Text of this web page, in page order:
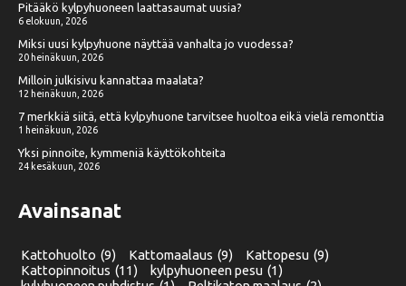
Pitääkö kylpyhuoneen laattasaumat uusia?
6 elokuun, 2026
Miksi uusi kylpyhuone näyttää vanhalta jo vuodessa?
20 heinäkuun, 2026
Milloin julkisivu kannattaa maalata?
12 heinäkuun, 2026
7 merkkiä siitä, että kylpyhuone tarvitsee huoltoa eikä vielä remonttia
1 heinäkuun, 2026
Yksi pinnoite, kymmeniä käyttökohteita
24 kesäkuun, 2026
Avainsanat
Kattohuolto (9) Kattomaalaus (9) Kattopesu (9)
Kattopinnoitus (11) kylpyhuoneen pesu (1)